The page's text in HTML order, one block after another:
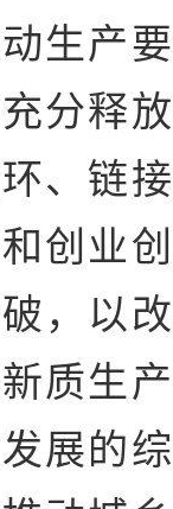
生产
分释
、链
创业
，以
质生
展的